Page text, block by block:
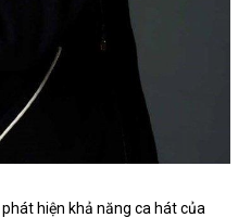
hiện khả năng ca hát của